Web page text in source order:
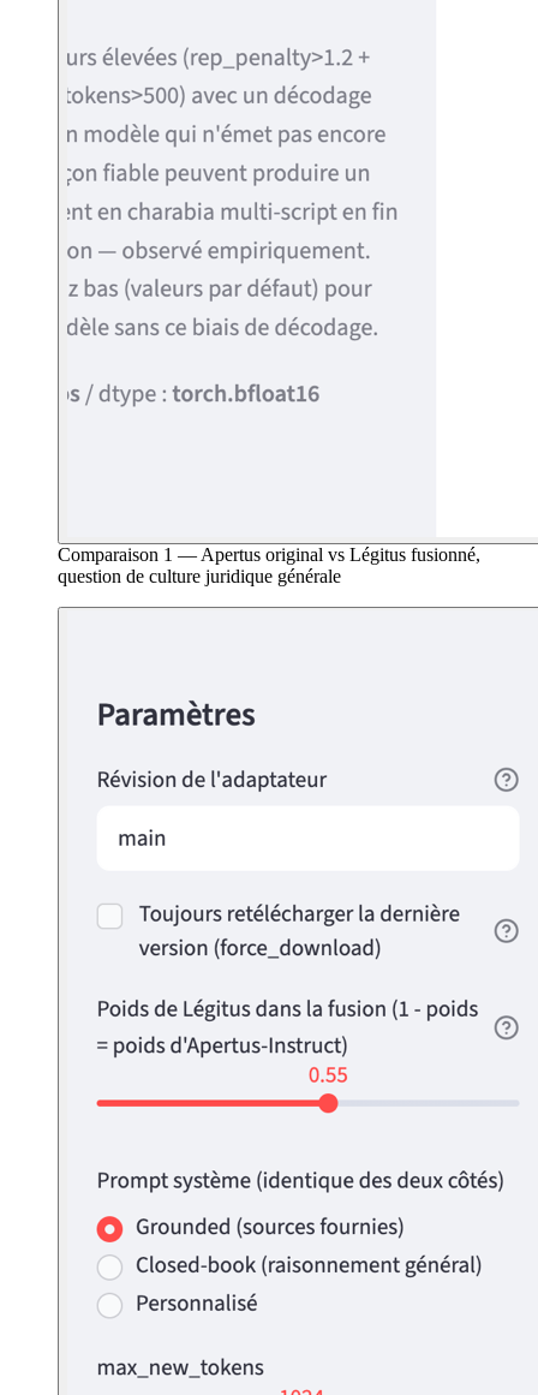
Comparaison 1 — Apertus original vs Légitus fusionné,
question de culture juridique générale